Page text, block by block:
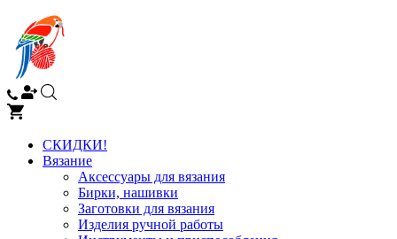
СКИДКИ!
Вязание
Аксессуары для вязания
Бирки, нашивки
Заготовки для вязания
Изделия ручной работы